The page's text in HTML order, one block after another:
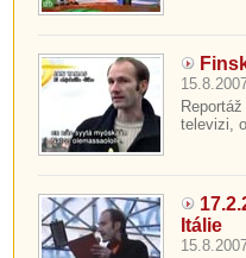
televizi,
Itálie